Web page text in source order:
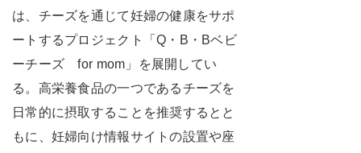
は、チーズを通じて妊婦の健康をサポ
ートするプロジェクト「Q・B・Bベビ
ーチーズ for mom」を展開してい
る。高栄養食品の一つであるチーズを
日常的に摂取することを推奨するとと
もに、妊婦向け情報サイトの設置や座